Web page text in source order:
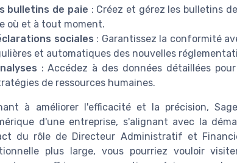
bulletins de paie : Créez et gérez les bulletins
où et à tout moment.
sociales : Garantissez la conformité
et automatiques des nouvelles
: Accédez à des données détaillées
de ressources humaines.
à améliorer l'efficacité et la précision,
d'une entreprise, s'alignant avec la
du rôle de Directeur Administratif et
plus large, vous pourriez vouloir